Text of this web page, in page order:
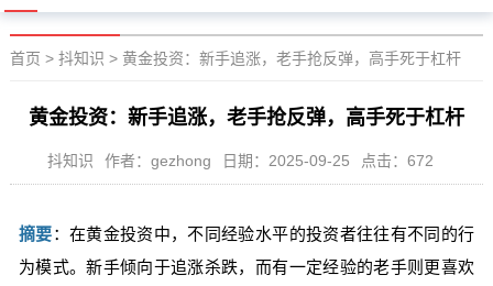
首页 > 抖知识 > 黄金投资：新手追涨，老手抢反弹，高手死于杠杆
黄金投资：新手追涨，老手抢反弹，高手死于杠杆
抖知识 作者：gezhong 日期：2025-09-25 点击：672
摘要：在黄金投资中，不同经验水平的投资者往往有不同的行
为模式。新手倾向于追涨杀跌，而有一定经验的老手则更喜欢